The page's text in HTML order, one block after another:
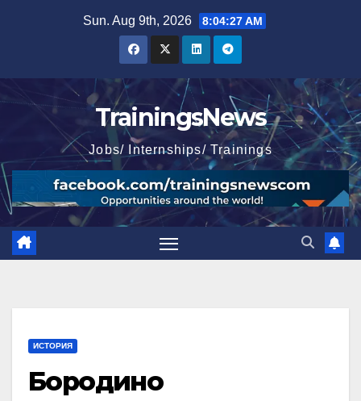
Sun. Aug 9th, 2026 8:04:28 AM
TrainingsNews
Jobs/ Internships/ Trainings
ИСТОРИЯ
Бородино